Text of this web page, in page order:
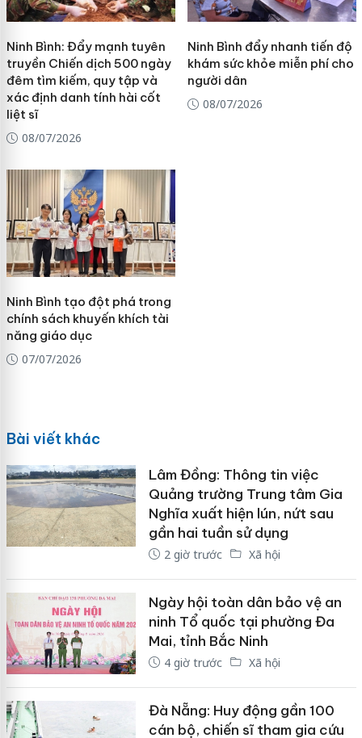
Ninh Bình: Đẩy mạnh tuyên
truyền Chiến dịch 500 ngày
đêm tìm kiếm, quy tập và
xác định danh tính hài cốt
liệt sĩ
08/07/2026
Ninh Bình đẩy nhanh tiến độ
khám sức khỏe miễn phí cho
người dân
08/07/2026
Ninh Bình tạo đột phá trong
chính sách khuyến khích tài
năng giáo dục
07/07/2026
Bài viết khác
Lâm Đồng: Thông tin việc
Quảng trường Trung tâm Gia
Nghĩa xuất hiện lún, nứt sau
gần hai tuần sử dụng
2 giờ trước Xã hội
Ngày hội toàn dân bảo vệ an
ninh Tổ quốc tại phường Đa
Mai, tỉnh Bắc Ninh
4 giờ trước Xã hội
Đà Nẵng: Huy động gần 100
cán bộ, chiến sĩ tham gia cứu